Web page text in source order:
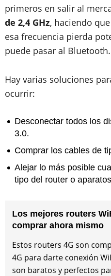
primeros en salir al
de 2,4 GHz, haciendo
esa frecuencia pierda
puede pasar al Bluetooth.
Hay varias soluciones
ocurrir:
Desconectar todos los
3.0.
Comprar los cables de
Alejar lo más posible
tipo del router o
Los mejores routers
comprar ahora mismo
Estos routers 4G son
4G para darte conexión
son baratos y perfectos